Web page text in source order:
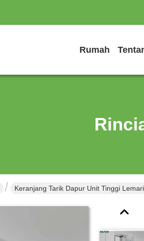
Rumah
Keranjang Tarik Dapur Unit Tinggi